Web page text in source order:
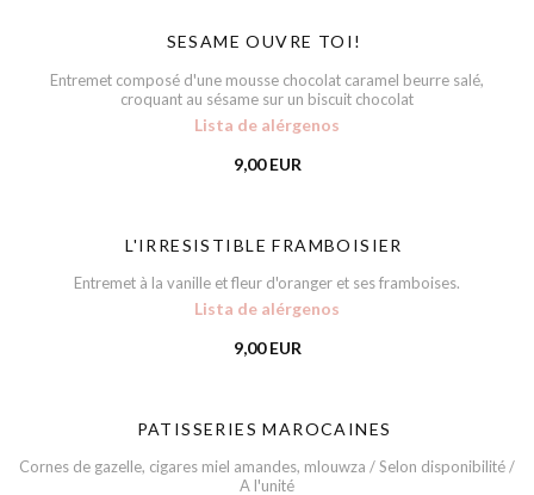
SESAME OUVRE TOI!
Entremet composé d'une mousse chocolat caramel beurre salé,
croquant au sésame sur un biscuit chocolat
Lista de alérgenos
9,00 EUR
L'IRRESISTIBLE FRAMBOISIER
Entremet à la vanille et fleur d'oranger et ses framboises.
Lista de alérgenos
9,00 EUR
PATISSERIES MAROCAINES
Cornes de gazelle, cigares miel amandes, mlouwza / Selon disponibilité /
A l'unité